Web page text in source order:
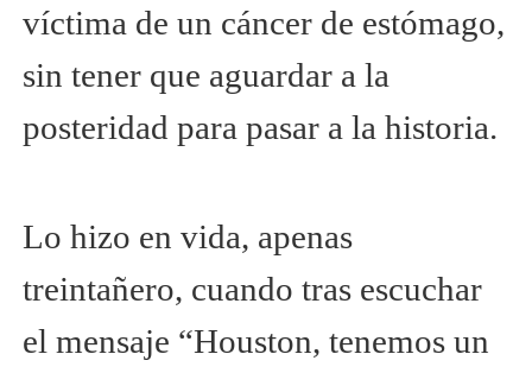
víctima de un cáncer de estómago,
sin tener que aguardar a la
posteridad para pasar a la historia.
Lo hizo en vida, apenas
treintañero, cuando tras escuchar
el mensaje “Houston, tenemos un